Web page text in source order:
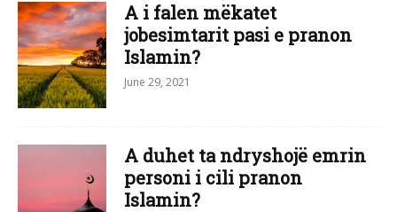
A i falen mëkatet
jobesimtarit pasi e pranon
Islamin?
June 29, 2021
A duhet ta ndryshojë emrin
personi i cili pranon
Islamin?